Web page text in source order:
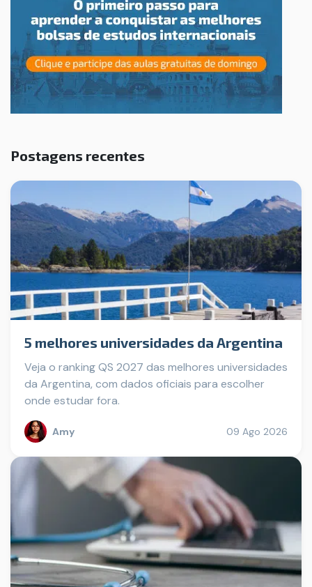
Postagens recentes
5 melhores universidades da Argentina
Veja o ranking QS 2027 das melhores universidades
da Argentina, com dados oficiais para escolher
onde estudar fora.
Amy 09 Ago 2026